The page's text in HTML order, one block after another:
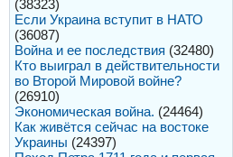
(38323)
Если Украина вступит в НАТО
(36087)
Война и ее последствия (32480)
Кто выиграл в действительности
во Второй Мировой войне?
(26910)
Экономическая война. (24464)
Как живётся сейчас на востоке
Украины (24397)